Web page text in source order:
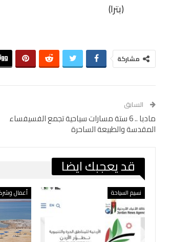
(بترا)
مشاركة
السابق
مادبا .. 6 ستة مسارات سياحية تجمع الفسيفساء
المقدسة والطبيعة الساحرة
قد يعجبك ايضا
نسيم السياحة أعمال